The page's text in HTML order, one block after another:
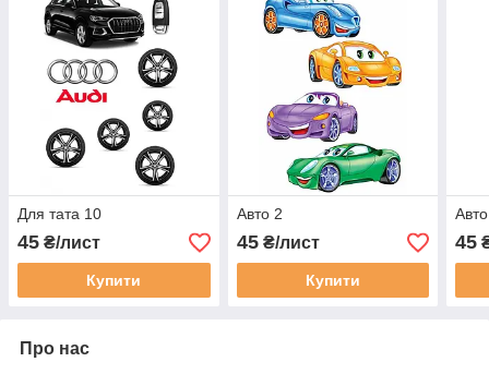
Для тата 10
45 ₴/лист
Купити
Авто 2
45₴/лист
Купити
45
Про нас